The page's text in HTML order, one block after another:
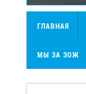
ГЛАВНАЯ
МЫ ЗА ЗОЖ